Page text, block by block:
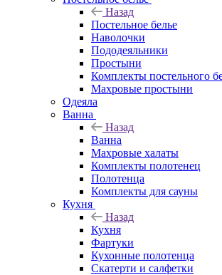
Назад
Постельное белье
Наволочки
Пододеяльники
Простыни
Комплекты постельного
Махровые простыни
Одеяла
Ванна
Назад
Ванна
Махровые халаты
Комплекты полотенец
Полотенца
Комплекты для сауны
Кухня
Назад
Кухня
Фартуки
Кухонные полотенца
Скатерти и салфетки